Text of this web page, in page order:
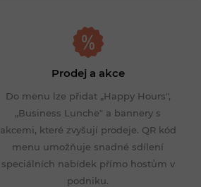
Prodej a akce
Do menu lze přidat „Happy Hours",
„Business Lunche" a bannery s
akcemi, které zvyšují prodeje. QR kód
menu umožňuje snadné sdílení
speciálních nabídek přímo hostům v
podniku.